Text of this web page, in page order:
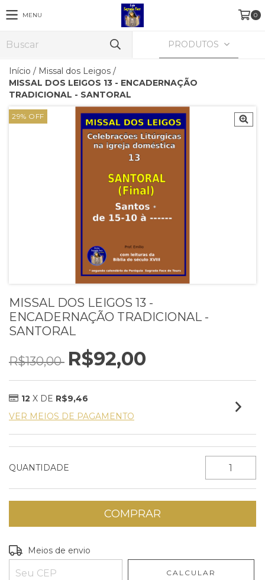
MENU 0
PRODUTOS
Início / Missal dos Leigos /
MISSAL DOS LEIGOS 13 - ENCADERNAÇÃO
TRADICIONAL - SANTORAL
29% OFF
MISSAL DOS LEIGOS 13 -
ENCADERNAÇÃO TRADICIONAL -
SANTORAL
R$130,00 R$92,00
12 X DE R$9,46
VER MEIOS DE PAGAMENTO
QUANTIDADE
Entregas para o CEP:
Meios de envio
CALCULAR